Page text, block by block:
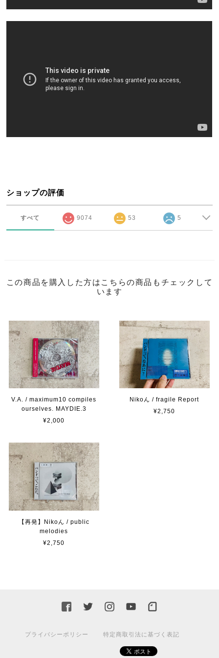
ショップの評価
すべて 9074 53 5
この商品を購入した方はこちらの商品もチェックして
います
V.A. / maximum10 compiles
ourselves. MAYDIE.3
¥2,000
Nikoん / fragile Report
¥2,750
【再発】Nikoん / public
melodies
¥2,750
プライバシーポリシー 特定商取引法に基づく表記